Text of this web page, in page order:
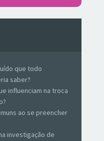
que todo
saber?
influenciam na troca
ao se preencher
investigação de